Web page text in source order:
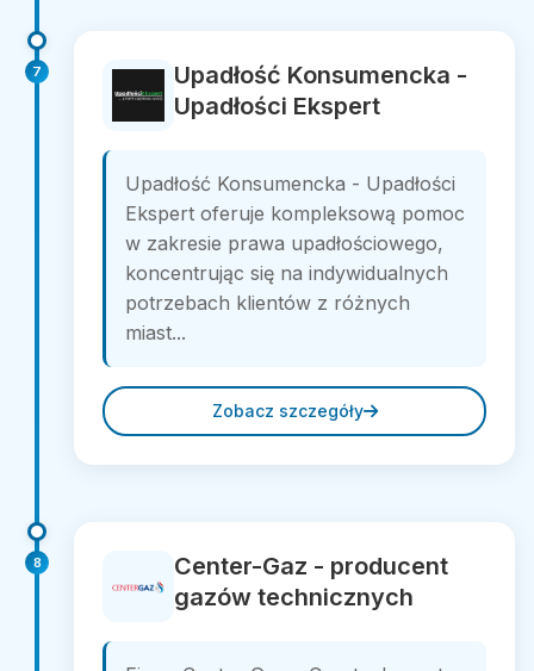
7
Upadłość Konsumencka -
Upadłości Ekspert
Upadłość Konsumencka - Upadłości
Ekspert oferuje kompleksową pomoc
w zakresie prawa upadłościowego,
koncentrując się na indywidualnych
potrzebach klientów z różnych
miast...
Zobacz szczegóły
8
Center-Gaz - producent
gazów technicznych